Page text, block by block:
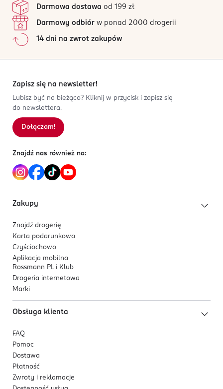
Białko:
Sól:
Etanol:
lodówce.
PRODUCENT/PODMIOT ODPOWIEDZIALNY
ROCOTO SP. Z O.O. SP. K.
02-903
pij@kombuchabylaurent.pl
882789663
PL-Polska
Kod EAN
Jak działają opinie?
Darmowa dostawa od 199 zł
Darmowy odbiór w ponad 2000 drogerii
14 dni na zwrot zakupów
Zapisz się na newsletter!
Lubisz być na bieżąco? Kliknij w przycisk i zapisz się
do newslettera.
Dołączam!
Znajdź nas również na:
Zakupy
Znajdź drogerię
Karta podarunkowa
Czyściochowo
Aplikacja mobilna
Rossmann PL i Klub
Drogeria internetowa
Marki
Obsługa klienta
FAQ
Pomoc
Dostawa
Płatność
Zwroty i reklamacje